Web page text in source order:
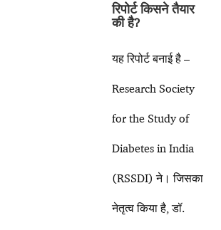
रिपोर्ट किसने तैयार
की है?
यह रिपोर्ट बनाई है –
Research Society
for the Study of
Diabetes in India
(RSSDI) ने। जिसका
नेतृत्व किया है, डॉ.